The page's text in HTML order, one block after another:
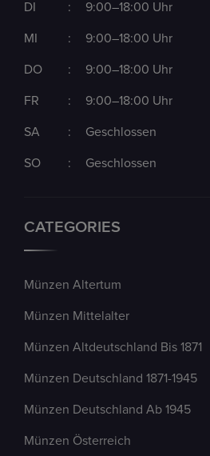
DI : 9:00–18:00 Uhr
MI : 9:00–18:00 Uhr
DO : 9:00–18:00 Uhr
FR : 9:00–18:00 Uhr
SA : Geschlossen
SO : Geschlossen
CATEGORIES
Münzen Altertum
Münzen Mittelalter
Münzen Altdeutschland Bis 1871
Münzen Deutschland 1871-1945
Münzen Deutschland Ab 1945
Münzen Österreich